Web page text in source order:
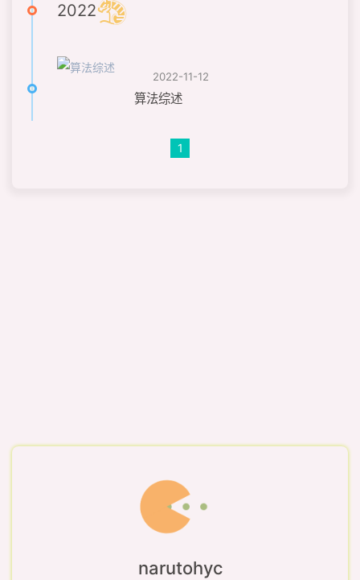
2022
2022-11-12
算法综述
1
narutohyc